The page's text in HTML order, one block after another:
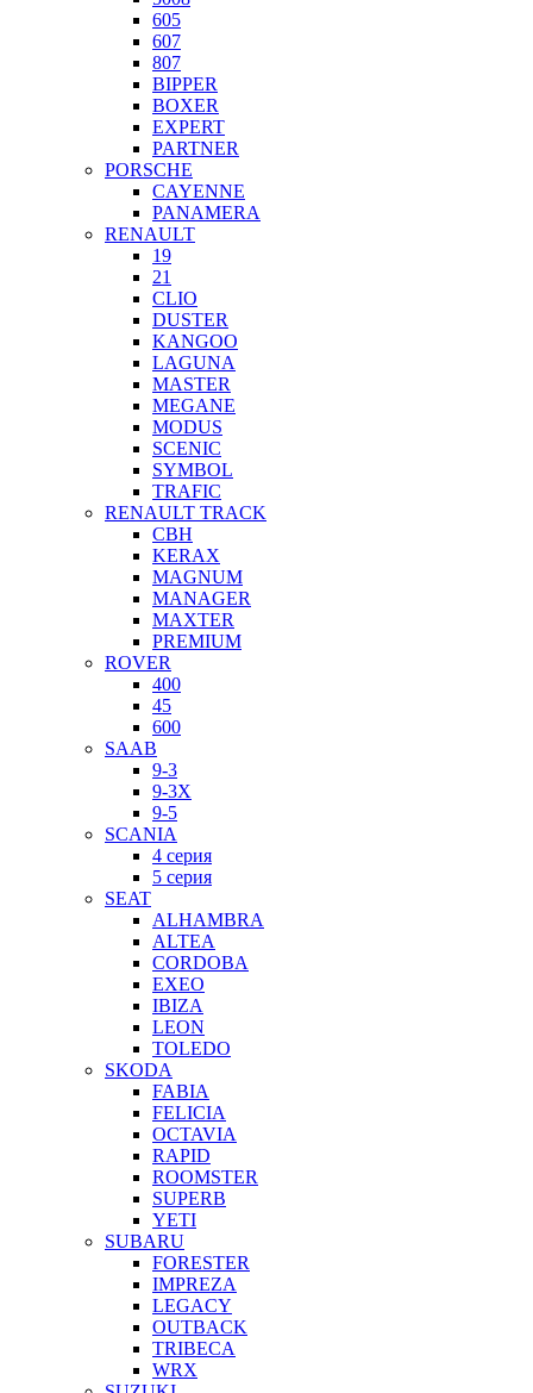
605
607
807
BIPPER
BOXER
EXPERT
PARTNER
PORSCHE
CAYENNE
PANAMERA
RENAULT
19
21
CLIO
DUSTER
KANGOO
LAGUNA
MASTER
MEGANE
MODUS
SCENIC
SYMBOL
TRAFIC
RENAULT TRACK
CBH
KERAX
MAGNUM
MANAGER
MAXTER
PREMIUM
ROVER
400
45
600
SAAB
9-3
9-3X
9-5
SCANIA
4 серия
5 серия
SEAT
ALHAMBRA
ALTEA
CORDOBA
EXEO
IBIZA
LEON
TOLEDO
SKODA
FABIA
FELICIA
OCTAVIA
RAPID
ROOMSTER
SUPERB
YETI
SUBARU
FORESTER
IMPREZA
LEGACY
OUTBACK
TRIBECA
WRX